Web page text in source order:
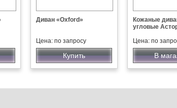
Диван «Oxford»
Цена: по запросу
Купить
Кожаные
угловые
Цена: по
В